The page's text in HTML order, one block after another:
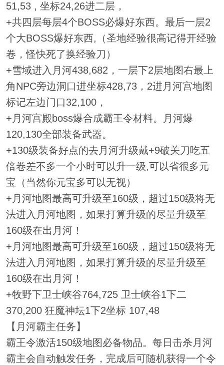
51,53 , 坐标24,26进二层，
+共四层每层4个BOSS必爆好东西。最后一层2
个大BOSS爆好东西,（圣地经验很高记得开经验
卷，怪快死了换经验刀）
+雪域进入月河438,682，一层下2层地图右最上
角NPC旁边洞口进坐标428,73，2进月河宫地图
标记左边门口32,100，
+月河宫殿boss爆合成霸王令材料。月河爆
120,130全部装备武器。
+130级装备好点的去月河升级戴+9破关刀吃五
倍卷差不多一个小时可以升一级,可以省很多元
宝（当然你元宝多可以无视）
+月河地图最高可升级至160级，超过150级将无
法进入月河地图，如果打算升级的尽量升级至
160级在出月河！
+月河地图最高可升级至160级，超过150级将无
法进入月河地图，如果打算升级的尽量升级至
160级在出月河！
+牧野下卫士峡谷764,725 卫士峡谷1下二
370,200 狂魔神坛1下2坐标 107,48
【月河霸主任务】
霸王令激活150级地图必备物品。每日击杀月河
霸主会自动触发任务，完成后可随机获得一个令